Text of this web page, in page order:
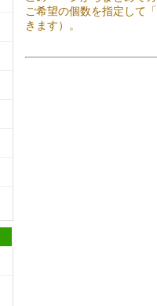
ご希望の個数を指定して
きます）。